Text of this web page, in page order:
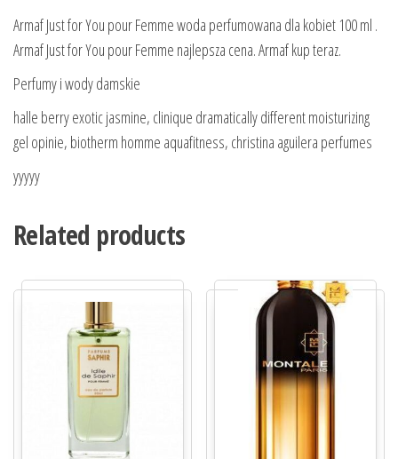
Armaf Just for You pour Femme woda perfumowana dla kobiet 100 ml .
Armaf Just for You pour Femme najlepsza cena. Armaf kup teraz.
Perfumy i wody damskie
halle berry exotic jasmine, clinique dramatically different moisturizing
gel opinie, biotherm homme aquafitness, christina aguilera perfumes
yyyyy
Related products